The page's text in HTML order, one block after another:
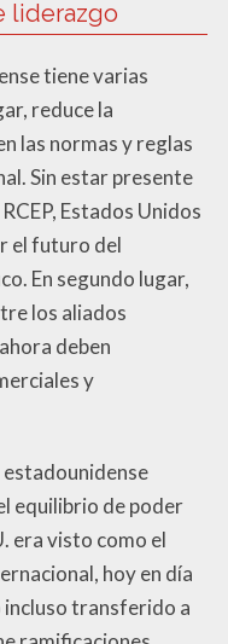
liderazgo
tiene varias
reduce la
las normas y reglas
Sin estar presente
Estados Unidos
el futuro del
En segundo lugar,
los aliados
deben
y
equilibrio de poder
era visto como el
hoy en día
transferido a